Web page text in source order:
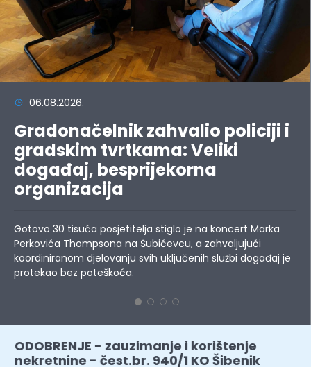
06.08.2026.
Gradonačelnik zahvalio policiji i
gradskim tvrtkama: Veliki
događaj, besprijekorna
organizacija
Gotovo 30 tisuća posjetitelja stiglo je na koncert Marka
Perkovića Thompsona na Šubićevcu, a zahvaljujući
koordiniranom djelovanju svih uključenih službi događaj je
protekao bez poteškoća.
ODOBRENJE - zauzimanje i korištenje
nekretnine - čest.br. 940/1 KO Šibenik